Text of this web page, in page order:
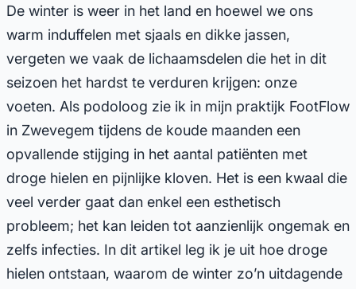
De winter is weer in het land en hoewel we ons
warm induffelen met sjaals en dikke jassen,
vergeten we vaak de lichaamsdelen die het in dit
seizoen het hardst te verduren krijgen: onze
voeten. Als podoloog zie ik in mijn praktijk FootFlow
in Zwevegem tijdens de koude maanden een
opvallende stijging in het aantal patiënten met
droge hielen en pijnlijke kloven. Het is een kwaal die
veel verder gaat dan enkel een esthetisch
probleem; het kan leiden tot aanzienlijk ongemak en
zelfs infecties. In dit artikel leg ik je uit hoe droge
hielen ontstaan, waarom de winter zo’n uitdagende